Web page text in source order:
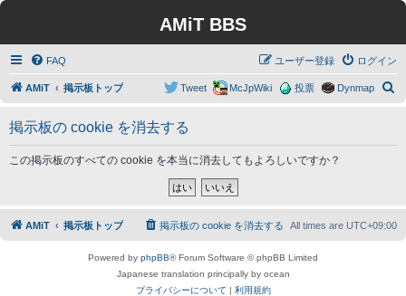
AMiT BBS
FAQ ログイン
ユーザー登録
AMiT 掲示板トップ Dynmap
投票
McJpWiki
Tweet
掲示板の cookie を消去する
この掲示板のすべての cookie を本当に消去してもよろしいですか？
AMiT 掲示板トップ All times are UTC+09:00
掲示板の cookie を消去する
Powered by phpBB® Forum Software © phpBB Limited
Japanese translation principally by ocean
プライバシーについて | 利用規約